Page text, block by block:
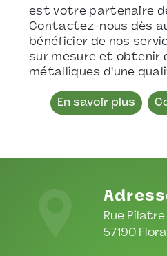
est votre partenaire
Contactez-nous dès
bénéficier de nos
sur mesure et obtenir
métalliques d'une
En savoir plus
Rue
57190